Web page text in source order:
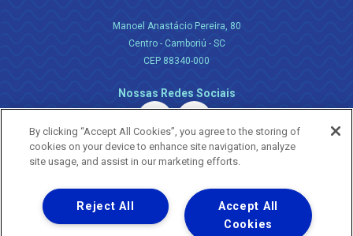
Manoel Anastácio Pereira, 80
Centro - Camboriú - SC
CEP 88340-000
Nossas Redes Sociais
Uma empresa
Copyright ® 2026 - Todos os Direitos Reservados.
By clicking “Accept All Cookies”, you agree to the storing of
cookies on your device to enhance site navigation, analyze
site usage, and assist in our marketing efforts.
Accept All
Cookies
Reject All